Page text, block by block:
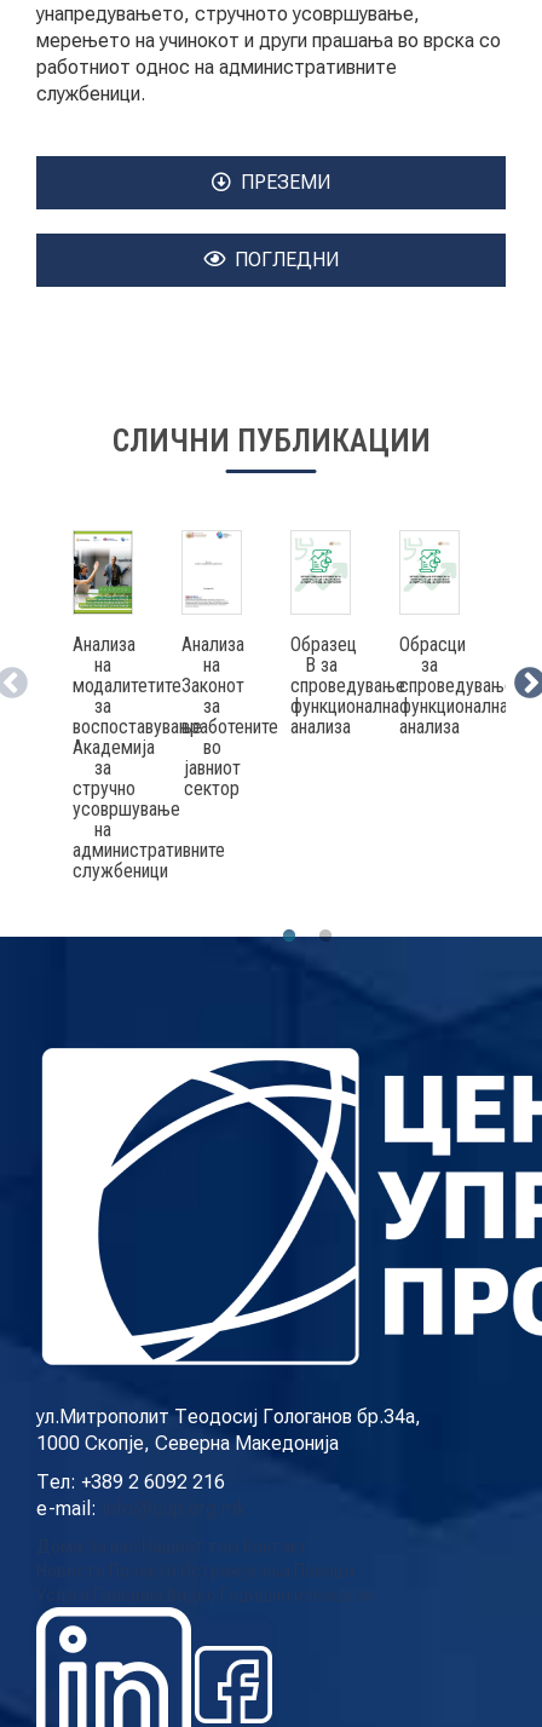
ГАЛЕРИЈА
ВИДЕО
КОНТАКТ
унапредувањето, стручното усовршување,
мерењето на учинокот и други прашања во врска со
работниот однос на административните
службеници.
ПРЕЗЕМИ
ПОГЛЕДНИ
СЛИЧНИ ПУБЛИКАЦИИ
Анализа
на
модалитетите
за
воспоставување
Академија
за
стручно
усовршување
на
административните
службеници
Анализа
на
Законот
за
вработените
во
јавниот
сектор
Образец
В за
спроведување
функционална
анализа
Обрасци
за
спроведување
функционална
анализа
ул.Митрополит Теодосиј Гологанов бр.34а,
1000 Скопје, Северна Македонија
Тел: +389 2 6092 216
e-mail: